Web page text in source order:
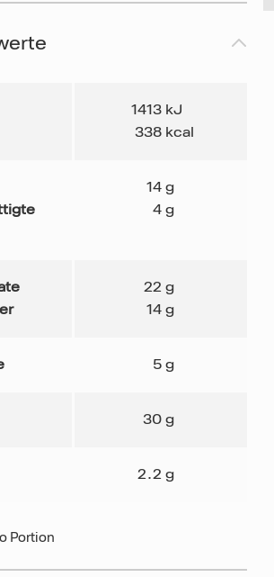
1413 kJ
338 kcal
14 g
4 g
22 g
14 g
5 g
30 g
2.2 g
Portion